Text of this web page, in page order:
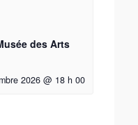
des Arts
2026 @ 18 h 00